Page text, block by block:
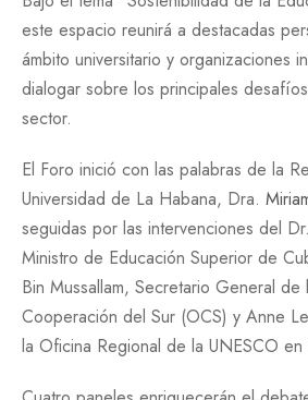
este espacio reunirá a destacadas
ámbito universitario y organizaciones
dialogar sobre los principales
sector.
El Foro inició con las palabras de la
Universidad de La Habana, Dra.
seguidas por las intervenciones del
Ministro de Educación Superior de
Bin Mussallam, Secretario General
Cooperación del Sur (OCS) y Anne
la Oficina Regional de la UNESCO en